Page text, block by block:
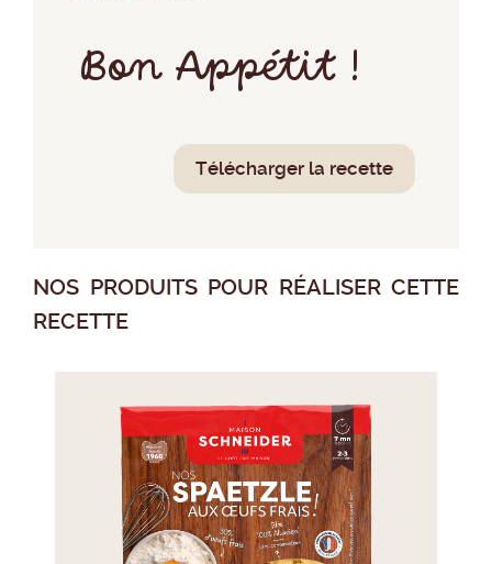
Bon Appétit !
Télécharger la recette
NOS PRODUITS POUR RÉALISER CETTE
RECETTE